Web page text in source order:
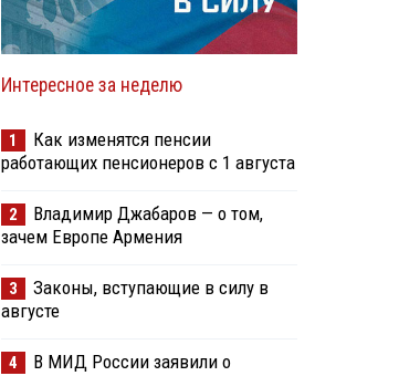
Интересное за неделю
1
Как изменятся пенсии
работающих пенсионеров с 1 августа
2
Владимир Джабаров — о том,
зачем Европе Армения
3
Законы, вступающие в силу в
августе
4
В МИД России заявили о